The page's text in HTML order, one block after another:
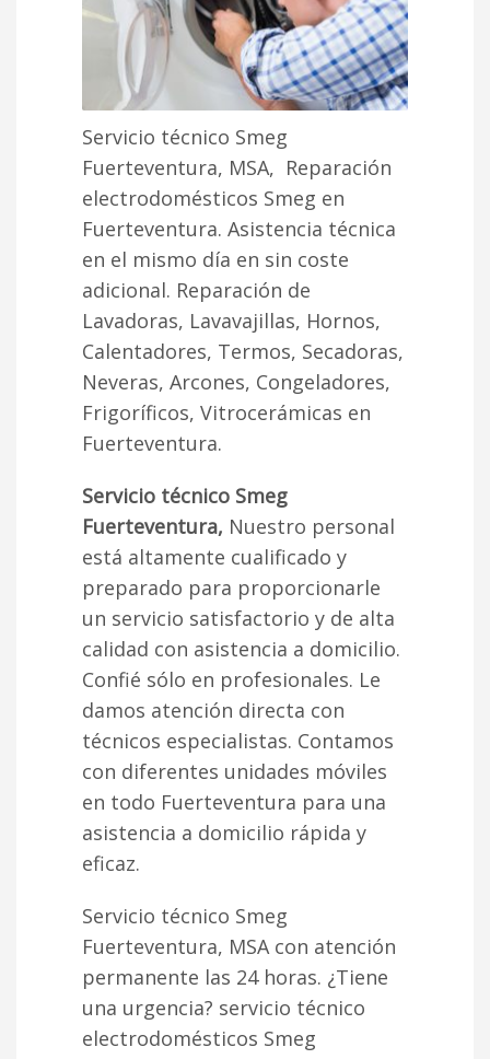
Servicio técnico Smeg
Fuerteventura, MSA, Reparación
electrodomésticos Smeg en
Fuerteventura. Asistencia técnica
en el mismo día en sin coste
adicional. Reparación de
Lavadoras, Lavavajillas, Hornos,
Calentadores, Termos, Secadoras,
Neveras, Arcones, Congeladores,
Frigoríficos, Vitrocerámicas en
Fuerteventura.
Servicio técnico Smeg
Fuerteventura, Nuestro personal
está altamente cualificado y
preparado para proporcionarle
un servicio satisfactorio y de alta
calidad con asistencia a domicilio.
Confié sólo en profesionales. Le
damos atención directa con
técnicos especialistas. Contamos
con diferentes unidades móviles
en todo Fuerteventura para una
asistencia a domicilio rápida y
eficaz.
Servicio técnico Smeg
Fuerteventura, MSA con atención
permanente las 24 horas. ¿Tiene
una urgencia? servicio técnico
electrodomésticos Smeg